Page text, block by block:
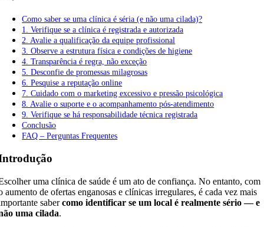
Como saber se uma clínica é séria (e não uma cilada)?
1. Verifique se a clínica é registrada e autorizada
2. Avalie a qualificação da equipe profissional
3. Observe a estrutura física e condições de higiene
4. Transparência é regra, não exceção
5. Desconfie de promessas milagrosas
6. Pesquise a reputação online
7. Cuidado com o marketing excessivo e pressão psicológica
8. Avalie o suporte e o acompanhamento pós-atendimento
9. Verifique se há responsabilidade técnica registrada
Conclusão
FAQ – Perguntas Frequentes
uma clínica de saúde é um ato de confiança. No entanto, com
aumento de ofertas enganosas e clínicas irregulares, é cada vez mais
sabercomo identificar se um local é realmente sério — e
uma cilada.